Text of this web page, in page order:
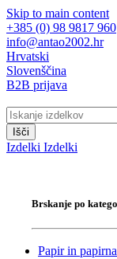
Skip to main content
+385 (0) 98 9817 960
info@antao2002.hr
Hrvatski
Slovenščina
B2B prijava
Išči
Izdelki Izdelki
Brskanje po
Papir in